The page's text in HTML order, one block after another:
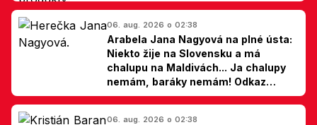
06. aug. 2026 o 02:38
Arabela Jana Nagyová na plné ústa:
Niekto žije na Slovensku a má
chalupu na Maldivách... Ja chalupy
nemám, baráky nemám! Odkaz
Slovákom
06. aug. 2026 o 02:38